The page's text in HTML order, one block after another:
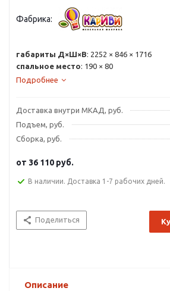
Фабрика:
габариты Д×Ш×В: 2252 × 846 × 1716
спальное место: 190 × 80
Подробнее
Доставка внутри МКАД, руб.
Подъем, руб.
Сборка, руб.
от 36 110 руб.
В наличии. Доставка 1-7 рабочих дней.
Поделиться
Описание